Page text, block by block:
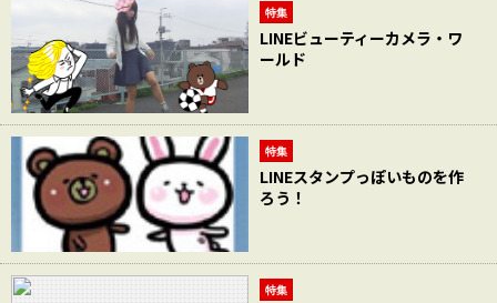
特集
LINEビューティーカメラ・ワ
ールド
特集
LINEスタンプっぽいものを作
ろう！
特集